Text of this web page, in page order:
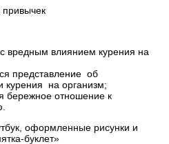
вредным влиянием курения на
представление об
курения на организм;
бережное отношение к
оформленные рисунки и
буклет»